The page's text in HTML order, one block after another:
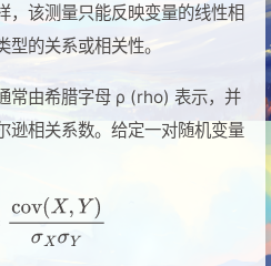
，该测量只能反映变量的线性相
的关系或相关性。
常由希腊字母 ρ (rho) 表示，并
逊相关系数。给定一对随机变量